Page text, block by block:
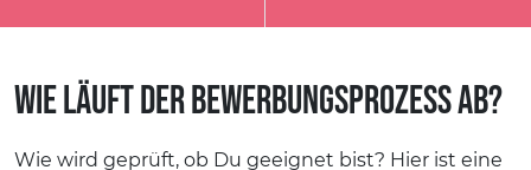
Wie läuft der Bewerbungsprozess ab?
Wie wird geprüft, ob Du geeignet bist? Hier ist eine